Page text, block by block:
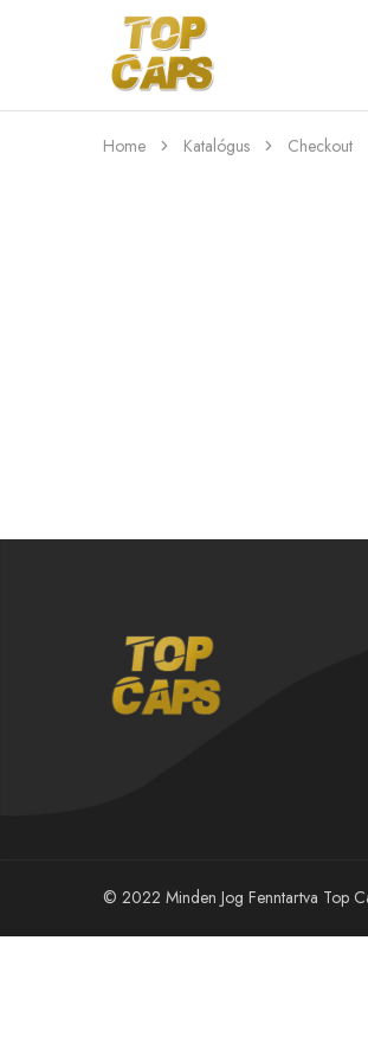
Top
Caps
Egyedi
emblémázott
sapkák
Home Katalógus Checkout
© 2022 Minden Jog Fenntartva Top